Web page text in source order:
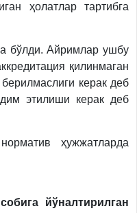
ҳолатлар тартибга
бўлди. Айримлар ушбу
қилинмаган
керак деб
этилиши керак деб
ҳужжатларда
йўналтирилган